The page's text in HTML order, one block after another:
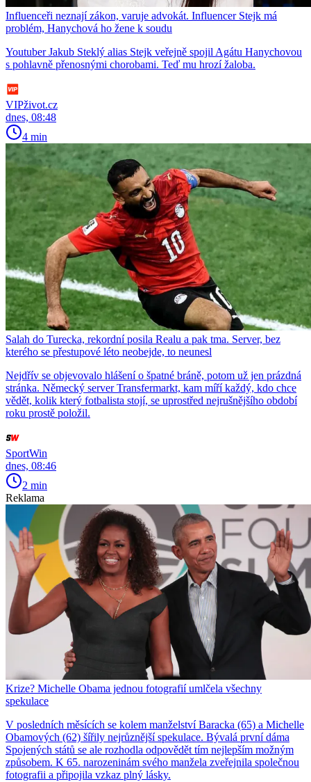
Influenceři neznají zákon, varuje advokát. Influencer Stejk má
problém, Hanychová ho žene k soudu
Youtuber Jakub Steklý alias Stejk veřejně spojil Agátu Hanychovou
s pohlavně přenosnými chorobami. Teď mu hrozí žaloba.
VIPživot.cz
dnes, 08:48
4 min
Salah do Turecka, rekordní posila Realu a pak tma. Server, bez
kterého se přestupové léto neobejde, to neunesl
Nejdřív se objevovalo hlášení o špatné bráně, potom už jen prázdná
stránka. Německý server Transfermarkt, kam míří každý, kdo chce
vědět, kolik který fotbalista stojí, se uprostřed nejrušnějšího období
roku prostě položil.
SportWin
dnes, 08:46
2 min
Reklama
Krize? Michelle Obama jednou fotografií umlčela všechny
spekulace
V posledních měsících se kolem manželství Baracka (65) a Michelle
Obamových (62) šířily nejrůznější spekulace. Bývalá první dáma
Spojených států se ale rozhodla odpovědět tím nejlepším možným
způsobem. K 65. narozeninám svého manžela zveřejnila společnou
fotografii a připojila vzkaz plný lásky.